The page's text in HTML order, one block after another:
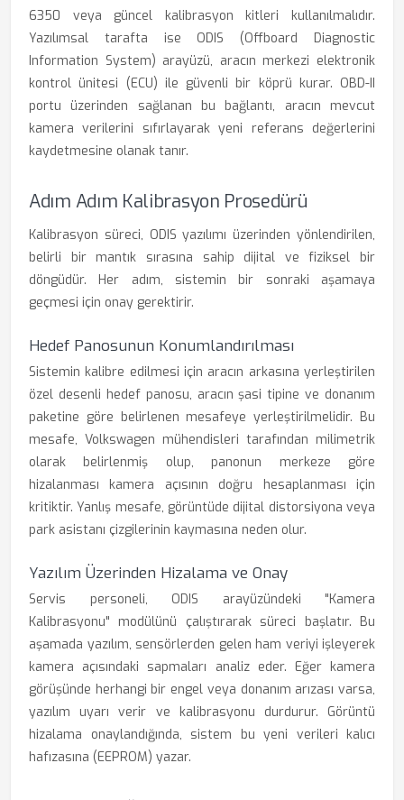
6350 veya güncel kalibrasyon kitleri kullanılmalıdır.
Yazılımsal tarafta ise ODIS (Offboard Diagnostic
Information System) arayüzü, aracın merkezi elektronik
kontrol ünitesi (ECU) ile güvenli bir köprü kurar. OBD-II
portu üzerinden sağlanan bu bağlantı, aracın mevcut
kamera verilerini sıfırlayarak yeni referans değerlerini
kaydetmesine olanak tanır.
Adım Adım Kalibrasyon Prosedürü
Kalibrasyon süreci, ODIS yazılımı üzerinden yönlendirilen,
belirli bir mantık sırasına sahip dijital ve fiziksel bir
döngüdür. Her adım, sistemin bir sonraki aşamaya
geçmesi için onay gerektirir.
Hedef Panosunun Konumlandırılması
Sistemin kalibre edilmesi için aracın arkasına yerleştirilen
özel desenli hedef panosu, aracın şasi tipine ve donanım
paketine göre belirlenen mesafeye yerleştirilmelidir. Bu
mesafe, Volkswagen mühendisleri tarafından milimetrik
olarak belirlenmiş olup, panonun merkeze göre
hizalanması kamera açısının doğru hesaplanması için
kritiktir. Yanlış mesafe, görüntüde dijital distorsiyona veya
park asistanı çizgilerinin kaymasına neden olur.
Yazılım Üzerinden Hizalama ve Onay
Servis personeli, ODIS arayüzündeki "Kamera
Kalibrasyonu" modülünü çalıştırarak süreci başlatır. Bu
aşamada yazılım, sensörlerden gelen ham veriyi işleyerek
kamera açısındaki sapmaları analiz eder. Eğer kamera
görüşünde herhangi bir engel veya donanım arızası varsa,
yazılım uyarı verir ve kalibrasyonu durdurur. Görüntü
hizalama onaylandığında, sistem bu yeni verileri kalıcı
hafızasına (EEPROM) yazar.